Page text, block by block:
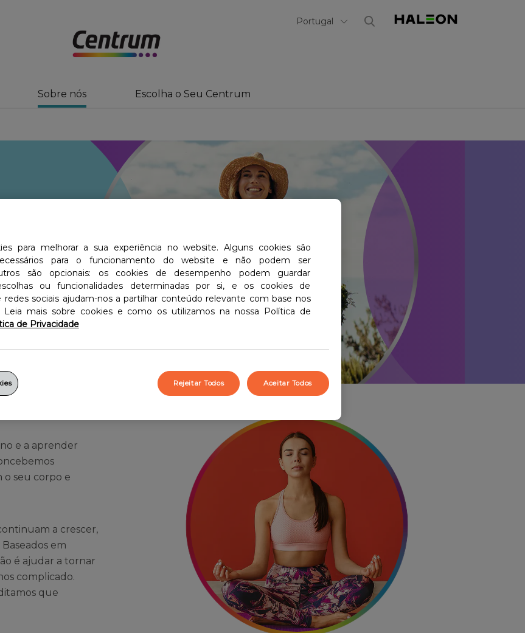
Portugal Select Country
Sobre nós Escolha o Seu Centrum
e a aprender
seu corpo e
a crescer,
em
é ajudar a tornar
complicado.
que
para melhorar a sua experiência no website. Alguns cookies são
para o funcionamento do website e não podem ser
são opcionais: os cookies de desempenho podem guardar
ou funcionalidades determinadas por si, e os cookies de
redes sociais ajudam-nos a partilhar conteúdo relevante com base nos
Leia mais sobre cookies e como os utilizamos na nossa Política de
de Privacidade
Rejeitar Todos Aceitar Todos